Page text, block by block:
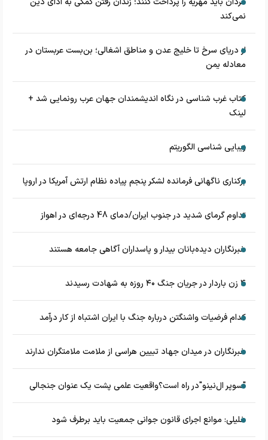
نمی‌کند
از دریای سرخ تا خلیج عدن و مناطق اشغالی؛ بن‌بست عربستان در
معادله یمن
کتاب غرب شناسی در نگاه اندیشمندان جهان عرب رونمایی شد +
لینک
زیبایی شناسی الگوریتم
برکناری ناگهانی فرمانده لشکر پنجم پیاده‌ نظام ارتش آمریکا در اروپا
تداوم گرمای شدید در جنوب ایران/دمای 48 درجه‌ای در اهواز
خبرنگاران دیده‌بانان بیدار و پاسداران آگاهی جامعه هستند
۴ زن باردار در جریان جنگ ۴۰ روزه به شهادت رسیدند
کدام فرضیات واشنگتن درباره جنگ با ایران اشتباه از کار درآمد
خبرنگاران در میدان جهاد تبیین هراسی از ملامت ملامتگران ندارند
"سوپر ال‌نینو"در راه است؟واقعیت علمی پشت یک عنوان جنجالی
خلیلی: موانع اجرای قانون جوانی جمعیت باید برطرف شود